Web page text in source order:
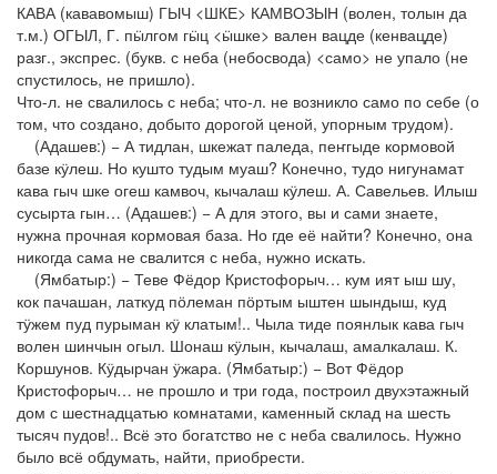
КАВА (кававомыш) ГЫЧ <ШКЕ> КАМВОЗЫН (волен, толын да
т.м.) ОГЫЛ, Г. пӹлгом гӹц <ӹшке> вален вацде (кенвацде)
разг., экспрес. (букв. с неба (небосвода) <само> не упало (не
спустилось, не пришло).
Что-л. не свалилось с неба; что-л. не возникло само по себе (о
том, что создано, добыто дорогой ценой, упорным трудом).
(Адашев:) − А тидлан, шкежат паледа, пеҥгыде кормовой
базе кӱлеш. Но кушто тудым муаш? Конечно, тудо нигунамат
кава гыч шке огеш камвоч, кычалаш кӱлеш. А. Савельев. Илыш
сусырта гын… (Адашев:) − А для этого, вы и сами знаете,
нужна прочная кормовая база. Но где её найти? Конечно, она
никогда сама не свалится с неба, нужно искать.
(Ямбатыр:) − Теве Фёдор Кристофорыч… кум ият ыш шу,
кок пачашан, латкуд пӧлеман пӧртым ыштен шындыш, куд
тӱжем пуд пурыман кӱ клатым!.. Чыла тиде поянлык кава гыч
волен шинчын огыл. Шонаш кӱлын, кычалаш, амалкалаш. К.
Коршунов. Кӱдырчан ӱжара. (Ямбатыр:) − Вот Фёдор
Кристофорыч… не прошло и три года, построил двухэтажный
дом с шестнадцатью комнатами, каменный склад на шесть
тысяч пудов!.. Всё это богатство не с неба свалилось. Нужно
было всё обдумать, найти, приобрести.